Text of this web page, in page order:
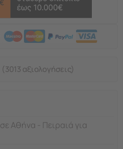
(3013 αξιολογήσεις)
σε Αθήνα - Πειραιά για